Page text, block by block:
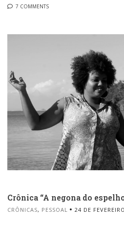
7 COMMENTS
Crônica “A negona do
CRÔNICAS, PESSOAL 24 DE